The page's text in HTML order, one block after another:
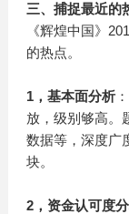
三、捕捉最近的
《辉煌中国》
的热点。
1，基本面分析
放，级别够高。
数据等，深度广
块。
2，资金认可度分